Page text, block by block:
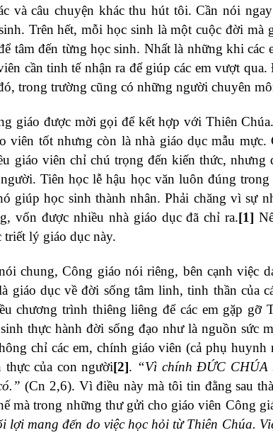
và câu chuyện khác thu hút tôi. Cần nói
Trên hết, mỗi học sinh là một cuộc đời mà
tâm đến từng học sinh. Nhất là những khi các
cần tinh tế nhận ra để giúp các em vượt
trong trường cũng có những người chuyên
giáo được mời gọi để kết hợp với Thiên
viên tốt nhưng còn là nhà giáo dục mẫu mực.
giáo viên chỉ chú trọng đến kiến thức, nhưng
Tiên học lễ hậu học văn luôn đúng
giúp học sinh thành nhân. Phải chăng vì sự
vốn được nhiều nhà giáo dục đã chỉ ra.[1]
lý giáo dục này.
chung, Công giáo nói riêng, bên cạnh việc
giáo dục về đời sống tâm linh, tinh thần của
chương trình thiêng liêng để các em gặp gỡ
thực hành đời sống đạo như là nguồn sức
chỉ các em, chính giáo viên (cả phụ
của con người[2]. “Vì chính ĐỨC CHÚA
(Cn 2,6). Vì điều này mà tôi tin đằng sau
mà trong những thư gửi cho giáo viên Công
lợi mang đến do việc học hỏi từ Thiên Chúa.